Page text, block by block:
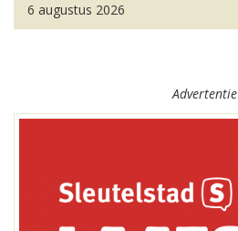
6 augustus 2026
Advertentie